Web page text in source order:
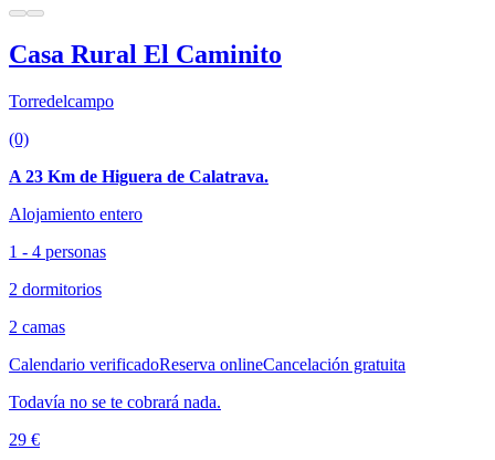
Casa Rural El Caminito
Torredelcampo
(0)
A 23 Km de Higuera de Calatrava.
Alojamiento entero
1 - 4 personas
2 dormitorios
2 camas
Calendario verificadoReserva onlineCancelación gratuita
Todavía no se te cobrará nada.
29 €